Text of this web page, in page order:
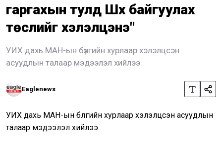
гаргахын тулд Шүүх байгуулах
төслийг хэлэлцэнэ"
УИХ дахь МАН-ын бүлгийн хурлаар хэлэлцсэн
асуудлын талаар мэдээлэл хийлээ.
Eaglenews
УИХ дахь МАН-ын бүлгийн хурлаар хэлэлцсэн асуудлын
талаар мэдээлэл хийлээ.